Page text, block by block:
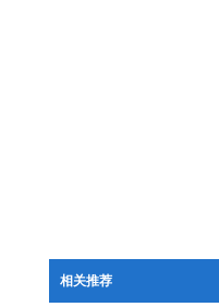
相关推荐